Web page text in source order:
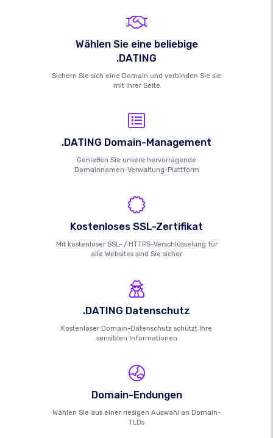
Wählen Sie eine beliebige
.DATING
Sichern Sie sich eine Domain und verbinden Sie sie
mit Ihrer Seite
.DATING Domain-Management
Genießen Sie unsere hervorragende
Domainnamen-Verwaltung-Plattform
Kostenloses SSL-Zertifikat
Mit kostenloser SSL- / HTTPS-Verschlüsselung für
alle Websites sind Sie sicher
.DATING Datenschutz
Kostenloser Domain-Datenschutz schützt Ihre
sensiblen Informationen
Domain-Endungen
Wählen Sie aus einer riesigen Auswahl an Domain-
TLDs